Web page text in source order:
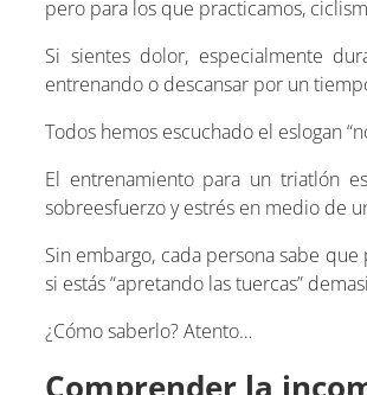
pero para los que practicamos,
Si sientes dolor, especialmente
entrenando o descansar por un
Todos hemos escuchado el eslogan
El entrenamiento para un triatlón
sobreesfuerzo y estrés en medio de
Sin embargo, cada persona sabe
si estás “apretando las tuercas”
¿Cómo saberlo? Atento…
Comprender la